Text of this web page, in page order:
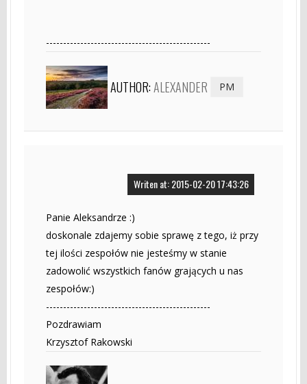
------------------------------------------------
AUTHOR:ALEXANDER PM
Writen at: 2015-02-20 17:43:26
Panie Aleksandrze :)
doskonale zdajemy sobie sprawę z tego, iż przy
tej ilości zespołów nie jesteśmy w stanie
zadowolić wszystkich fanów grających u nas
zespołów:)
------------------------------------------------
Pozdrawiam
Krzysztof Rakowski